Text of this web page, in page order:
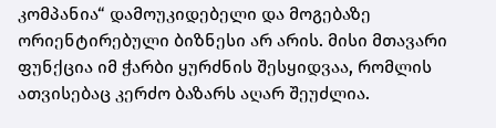
კომპანია“ დამოუკიდებელი და მოგებაზე
ორიენტირებული ბიზნესი არ არის. მისი მთავარი
ფუნქცია იმ ჭარბი ყურძნის შესყიდვაა, რომლის
ათვისებაც კერძო ბაზარს აღარ შეუძლია.